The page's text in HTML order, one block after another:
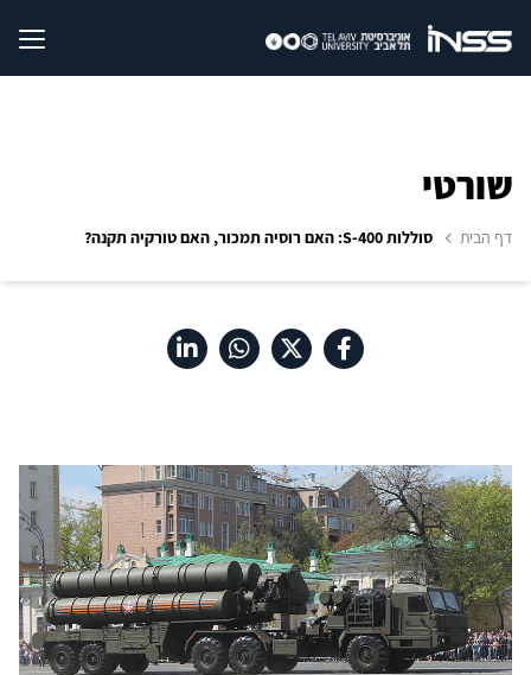
שורטי
דף הבית סוללות S-400: האם רוסיה תמכור, האם טורקיה תקנה?